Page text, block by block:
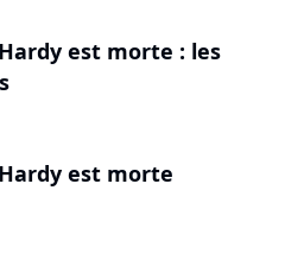
est morte : les
est morte